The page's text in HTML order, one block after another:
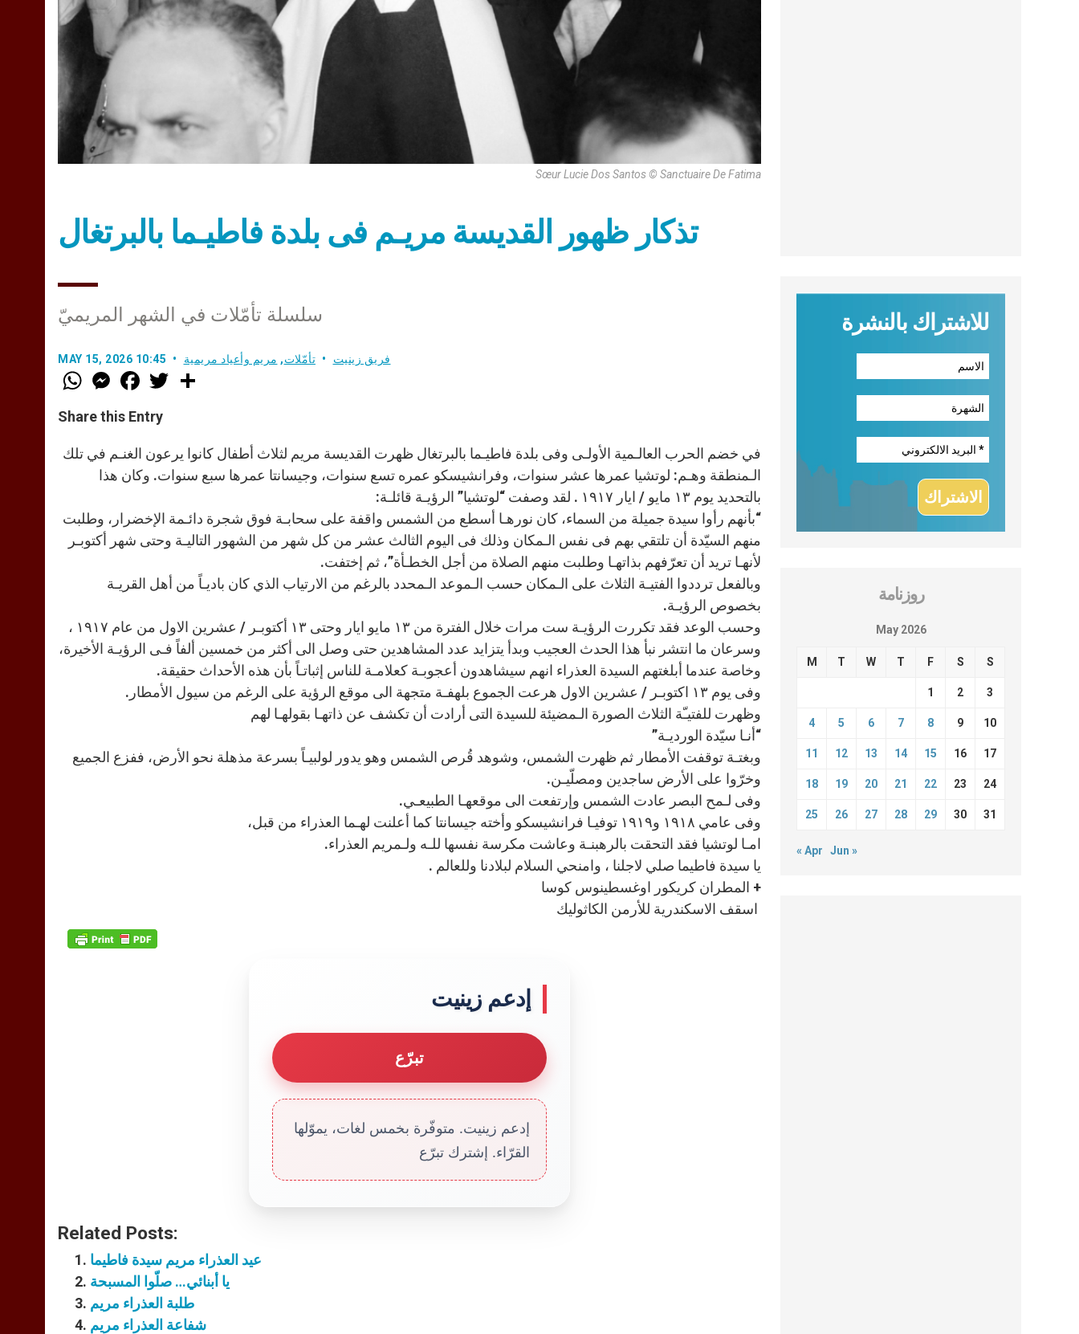
Sœur Lucie Dos Santos © Sanctuaire De Fatima
تذكار ظهور القديسة مريـم فى بلدة فاطيـما بالبرتغال
سلسلة تأمّلات في الشهر المريميّ
MAY 15, 2026 10:45 فريق زينيت تأمّلات, مريم وأعياد مريمية
W
h
t
s
p
M
e
s
e
g
e
r
F
a
e
b
o
k
w
r
Share this Entry
في خضم الحرب العالـمية الأولـى وفى بلدة فاطيـما بالبرتغال ظهرت القديسة مريم لثلاث أطفال كانوا يرعون الغنـم في تلك
الـمنطقة وهـم: لوتشيا عمرها عشر سنوات، وفرانشيسكو عمره تسع سنوات، وجيسانتا عمرها سبع سنوات. وكان هذا
بالتحديد يوم ١٣ مايو / ايار ١٩١٧ . لقد وصفت “لوتشيا” الرؤيـة قائلـة:
“بأنهم رأوا سيدة جميلة من السماء، كان نورهـا أسطع من الشمس واقفة على سحابـة فوق شجرة دائـمة الإخضرار، وطلبت
منهم السيّدة أن تلتقي بهم فى نفس الـمكان وذلك فى اليوم الثالث عشر من كل شهر من الشهور التاليـة وحتى شهر أكتوبـر
لأنهـا تريد أن تعرّفهم بذاتهـا وطلبت منهم الصلاة من أجل الخطـأة”، ثم إختفت.
وبالفعل ترددوا الفتيـة الثلاث على الـمكان حسب الـموعد الـمحدد بالرغم من الارتياب الذي كان باديـاً من أهل القريـة
بخصوص الرؤيـة.
وحسب الوعد فقد تكررت الرؤيـة ست مرات خلال الفترة من ١٣ مايو ايار وحتى ١٣ أكتوبـر / عشرين الاول من عام ١٩١٧ ،
وسرعان ما انتشر نبأ هذا الحدث العجيب وبدأ يتزايد عدد المشاهدين حتى وصل الى أكثر من خمسين ألفاً فـى الرؤيـة الأخيرة،
وخاصة عندما أبلغتهم السيدة العذراء انهم سيشاهدون أعجوبـة كعلامـة للناس إثباتـاً بأن هذه الأحداث حقيقة.
وفى يوم ١٣ اكتوبـر / عشرين الاول هرعت الجموع بلهفـة متجهة الى موقع الرؤية على الرغم من سيول الأمطار.
وظهرت للفتيـّة الثلاث الصورة الـمضيئة للسيدة التى أرادت أن تكشف عن ذاتهـا بقولهـا لهم
“أنـا سيّدة الورديـة”
وبغتـة توقفت الأمطار ثم ظهرت الشمس، وشوهد قُرص الشمس وهو يدور لولبيـاً بسرعة مذهلة نحو الأرض، ففزع الجميع
وخرّوا على الأرض ساجدين ومصلّيـن.
وفى لـمح البصر عادت الشمس وإرتفعت الى موقعهـا الطبيعـي.
وفى عامي ١٩١٨ و١٩١٩ توفيـا فرانشيسكو وأخته جيسانتا كما أعلنت لهـما العذراء من قبل،
امـا لوتشيا فقد التحقت بالرهبنـة وعاشت مكرسة نفسها للـه ولـمريم العذراء.
يا سيدة فاطيما صلي لاجلنا ، وامنحي السلام لبلادنا وللعالم .
+ المطران كريكور اوغسطينوس كوسا
اسقف الاسكندرية للأرمن الكاثوليك
إدعم زينيت
تبرّع
إدعم زينيت. متوفّرة بخمس لغات، يموّلها
القرّاء. إشترك تبرّع
Related Posts:
عيد العذراء مريم سيدة فاطيما
يا أبنائي… صلّوا المسبحة
طلبة العذراء مريم
شفاعة العذراء مريم
للاشتراك بالنشرة
روزنامة
May 2026
M T W T F S S
1 2 3
4 5 6 7 8 9 10
11 12 13 14 15 16 17
18 19 20 21 22 23 24
25 26 27 28 29 30 31
« Apr Jun »